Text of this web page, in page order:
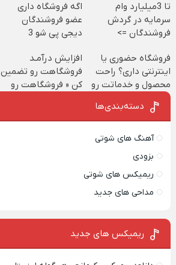
تا 3میلیارد وام
سرمایه در گردش
فروشندگان =>
کن
اگه فروشگاه داری
عضو فروشندگان
دیجی پی شو 3
فروشگاه حضوری یا
اینترنتی داری؟ راحت
محصول و خدماتت رو
بفروش
افزایش درآمـد
فروشگاهت رو تضمین
کن « فروشگاهت رو
دسته‌بندی‌ها
آهنگ های شوتی
بزودی
ریمیکس های شوتی
مداحی های جدید
ریمیکس‌ های جدید